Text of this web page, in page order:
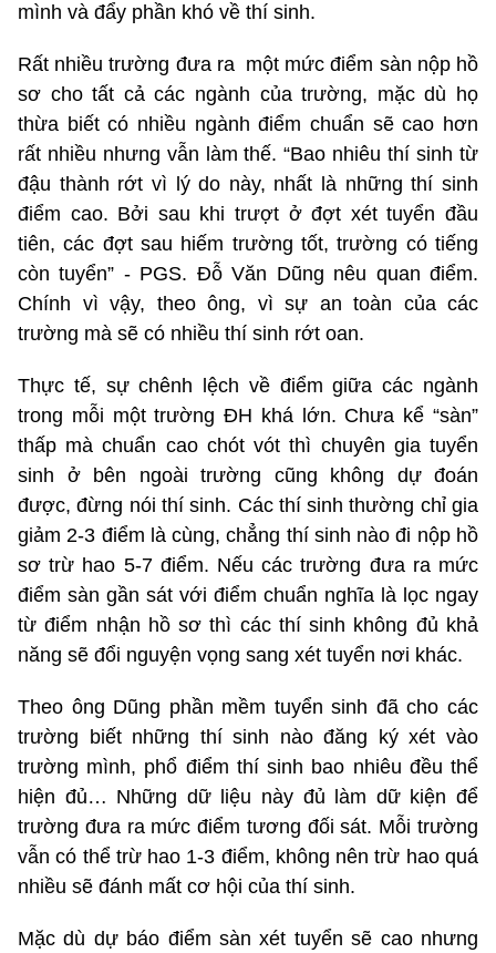
mình và đẩy phần khó về thí sinh.
Rất nhiều trường đưa ra một mức điểm sàn nộp hồ
sơ cho tất cả các ngành của trường, mặc dù họ
thừa biết có nhiều ngành điểm chuẩn sẽ cao hơn
rất nhiều nhưng vẫn làm thế. “Bao nhiêu thí sinh từ
đậu thành rớt vì lý do này, nhất là những thí sinh
điểm cao. Bởi sau khi trượt ở đợt xét tuyển đầu
tiên, các đợt sau hiếm trường tốt, trường có tiếng
còn tuyển” - PGS. Đỗ Văn Dũng nêu quan điểm.
Chính vì vậy, theo ông, vì sự an toàn của các
trường mà sẽ có nhiều thí sinh rớt oan.
Thực tế, sự chênh lệch về điểm giữa các ngành
trong mỗi một trường ĐH khá lớn. Chưa kể “sàn”
thấp mà chuẩn cao chót vót thì chuyên gia tuyển
sinh ở bên ngoài trường cũng không dự đoán
được, đừng nói thí sinh. Các thí sinh thường chỉ gia
giảm 2-3 điểm là cùng, chẳng thí sinh nào đi nộp hồ
sơ trừ hao 5-7 điểm. Nếu các trường đưa ra mức
điểm sàn gần sát với điểm chuẩn nghĩa là lọc ngay
từ điểm nhận hồ sơ thì các thí sinh không đủ khả
năng sẽ đổi nguyện vọng sang xét tuyển nơi khác.
Theo ông Dũng phần mềm tuyển sinh đã cho các
trường biết những thí sinh nào đăng ký xét vào
trường mình, phổ điểm thí sinh bao nhiêu đều thể
hiện đủ… Những dữ liệu này đủ làm dữ kiện để
trường đưa ra mức điểm tương đối sát. Mỗi trường
vẫn có thể trừ hao 1-3 điểm, không nên trừ hao quá
nhiều sẽ đánh mất cơ hội của thí sinh.
Mặc dù dự báo điểm sàn xét tuyển sẽ cao nhưng